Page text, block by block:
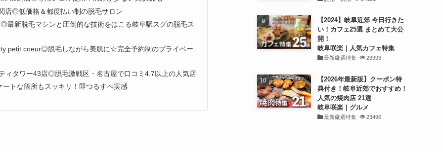
店◎低価格＆都度払い制の脱毛サロン
最新脱毛マシンと圧倒的な技術をほこる岐阜駅スグの脱毛ス
petit coeur◎脱毛しながら美肌に☆完全予約制のプライベー
ィタワー43店◎脱毛激戦区・名古屋で口コミ4.7以上の人気店
トな箇所もスッキリ！即つるすべ実感
【2024】岐阜近郊 今日行きた
い！カフェ25選 まとめて大公
開！
岐阜咲楽｜人気カフェ特集
最新厳選特集 23993
【2026年最新版】クーポン特
典付き！岐阜近郊でおすすめ！
人気の焼肉店 21選
岐阜咲楽｜グルメ
最新厳選特集 23496